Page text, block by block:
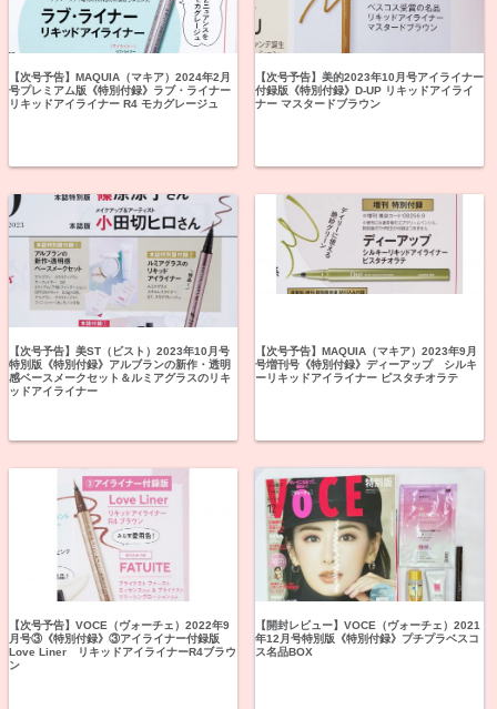
【次号予告】MAQUIA（マキア）2024年2月
号プレミアム版《特別付録》ラブ・ライナー
リキッドアイライナー R4 モカグレージュ
【次号予告】美的2023年10月号アイライナー
付録版《特別付録》D-UP リキッドアイライ
ナー マスタードブラウン
【次号予告】美ST（ビスト）2023年10月号
特別版《特別付録》アルブランの新作・透明
感ベースメークセット＆ルミアグラスのリキ
ッドアイライナー
【次号予告】MAQUIA（マキア）2023年9月
号増刊号《特別付録》ディーアップ シルキ
ーリキッドアイライナー ピスタチオラテ
【次号予告】VOCE（ヴォーチェ）2022年9
月号③《特別付録》③アイライナー付録版
Love Liner リキッドアイライナーR4ブラウ
ン
【開封レビュー】VOCE（ヴォーチェ）2021
年12月号特別版《特別付録》プチプラベスコ
ス名品BOX